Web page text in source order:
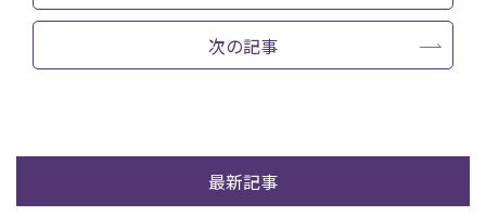
次の記事
最新記事